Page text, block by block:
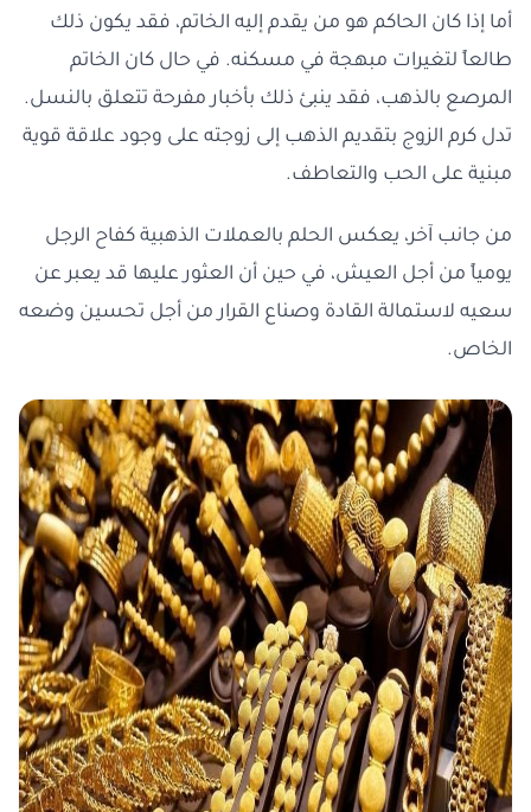
أما إذا كان الحاكم هو من يقدم إليه الخاتم، فقد يكون ذلك
طالعاً لتغيرات مبهجة في مسكنه. في حال كان الخاتم
المرصع بالذهب، فقد ينبئ ذلك بأخبار مفرحة تتعلق بالنسل.
تدل كرم الزوج بتقديم الذهب إلى زوجته على وجود علاقة قوية
مبنية على الحب والتعاطف.
من جانب آخر، يعكس الحلم بالعملات الذهبية كفاح الرجل
يومياً من أجل العيش، في حين أن العثور عليها قد يعبر عن
سعيه لاستمالة القادة وصناع القرار من أجل تحسين وضعه
الخاص.